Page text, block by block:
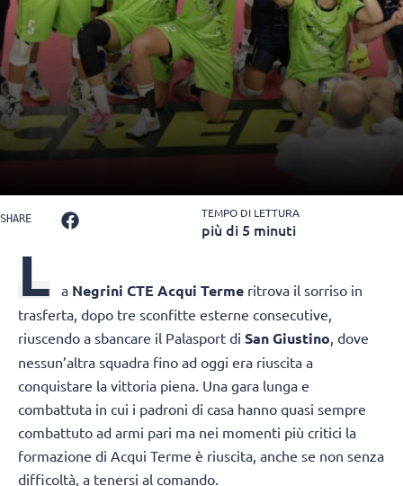
SHARE TEMPO DI LETTURA
più di 5 minuti
L a Negrini CTE Acqui Terme ritrova il sorriso in
trasferta, dopo tre sconfitte esterne consecutive,
riuscendo a sbancare il Palasport di San Giustino, dove
nessun’altra squadra fino ad oggi era riuscita a
conquistare la vittoria piena. Una gara lunga e
combattuta in cui i padroni di casa hanno quasi sempre
combattuto ad armi pari ma nei momenti più critici la
formazione di Acqui Terme è riuscita, anche se non senza
difficoltà, a tenersi al comando.